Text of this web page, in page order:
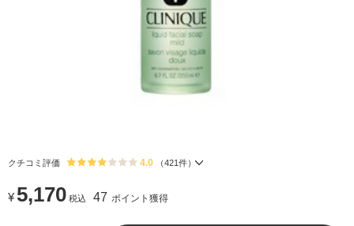
クチコミ評価 4.0 （421件）
¥ 5,170 税込 47 ポイント獲得